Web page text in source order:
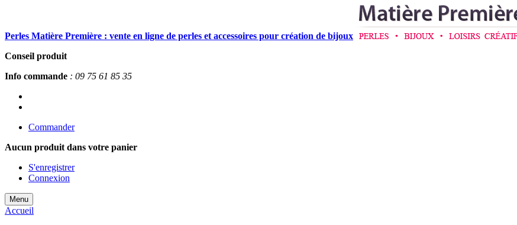
Perles Matière Première : vente en ligne de perles et accessoires pour création de bijoux
Conseil produit
Info commande : 09 75 61 85 35
Commander
Aucun produit dans votre panier
S'enregistrer
Connexion
Menu
Accueil